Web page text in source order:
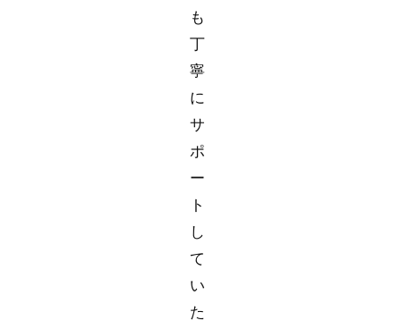
も
丁
寧
に
サ
ポ
ー
ト
し
て
い
た